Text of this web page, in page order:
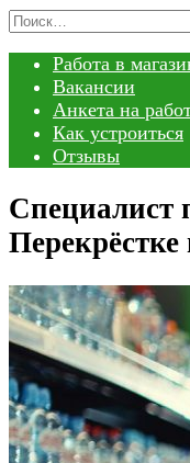
Перейти
содержанию
Search
Работа в
Вакансии
Анкета на
Как устроиться
Отзывы
Специалист
Перекрёстке